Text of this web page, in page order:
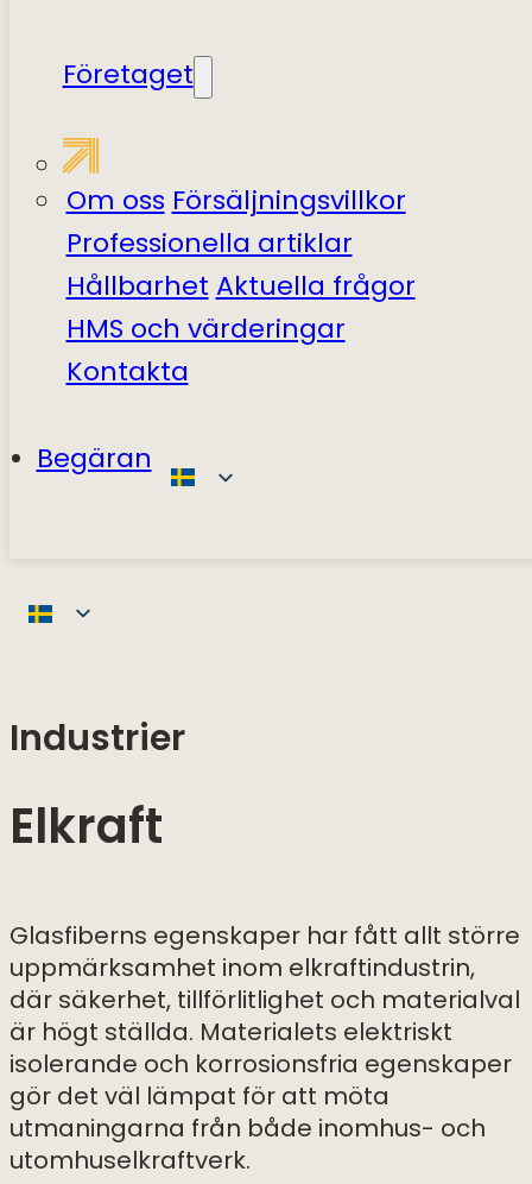
Företaget
Om ossFörsäljningsvillkor
Professionella artiklar
HållbarhetAktuella frågor
HMS och värderingar
Kontakta
Begäran
Industrier
Elkraft
Glasfiberns egenskaper har fått allt större
uppmärksamhet inom elkraftindustrin,
där säkerhet, tillförlitlighet och materialval
är högt ställda. Materialets elektriskt
isolerande och korrosionsfria egenskaper
gör det väl lämpat för att möta
utmaningarna från både inomhus- och
utomhuselkraftverk.